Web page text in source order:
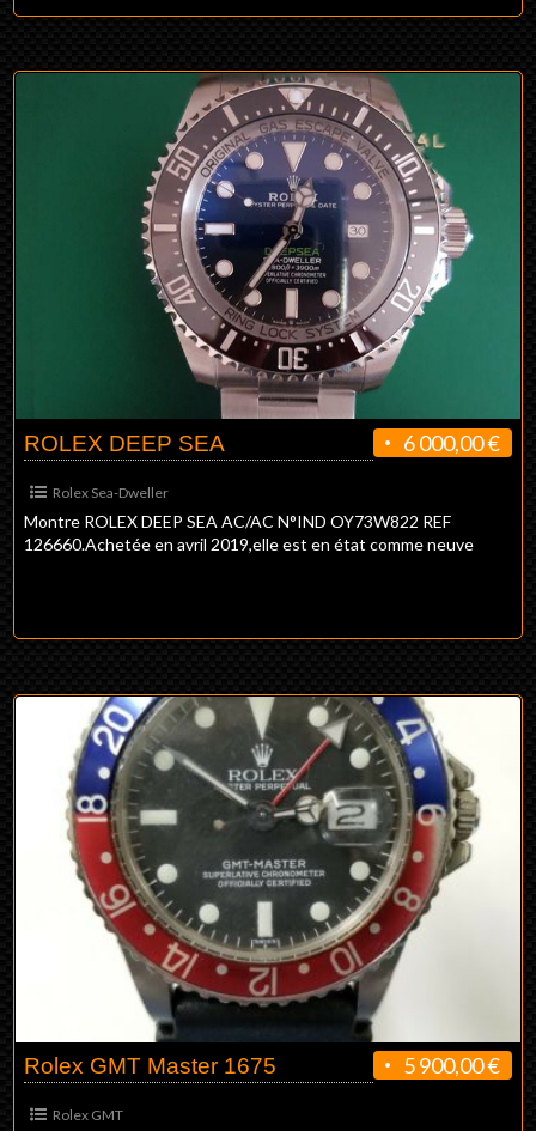
6 000,00 €
ROLEX DEEP SEA
Rolex Sea-Dweller
Montre ROLEX DEEP SEA AC/AC N°IND OY73W822 REF
126660.Achetée en avril 2019,elle est en état comme neuve
5 900,00 €
Rolex GMT Master 1675
Rolex GMT